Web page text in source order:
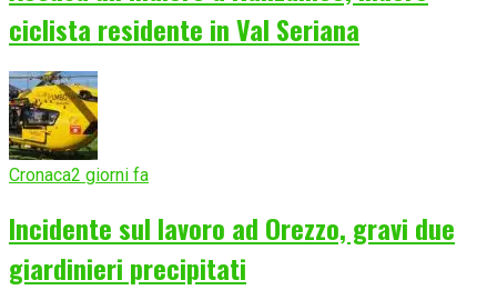
ciclista residente in Val Seriana
Cronaca2 giorni fa
Incidente sul lavoro ad Orezzo, gravi due
giardinieri precipitati